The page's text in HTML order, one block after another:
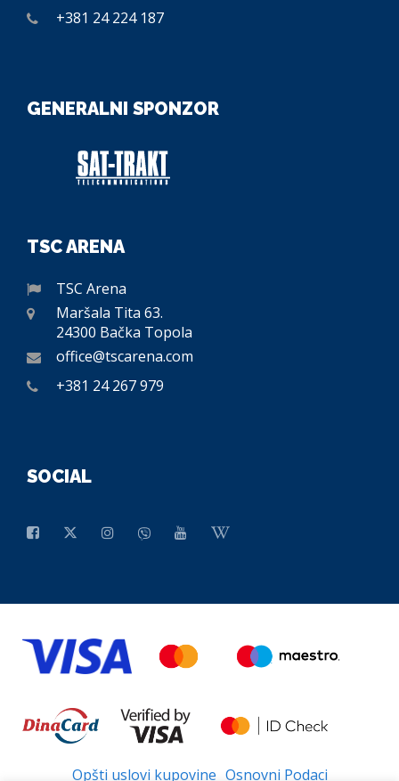
+381 24 224 187
GENERALNI SPONZOR
TSC ARENA
TSC Arena
Maršala Tita 63.
24300 Bačka Topola
office@tscarena.com
+381 24 267 979
SOCIAL
Opšti uslovi kupovine Osnovni Podaci